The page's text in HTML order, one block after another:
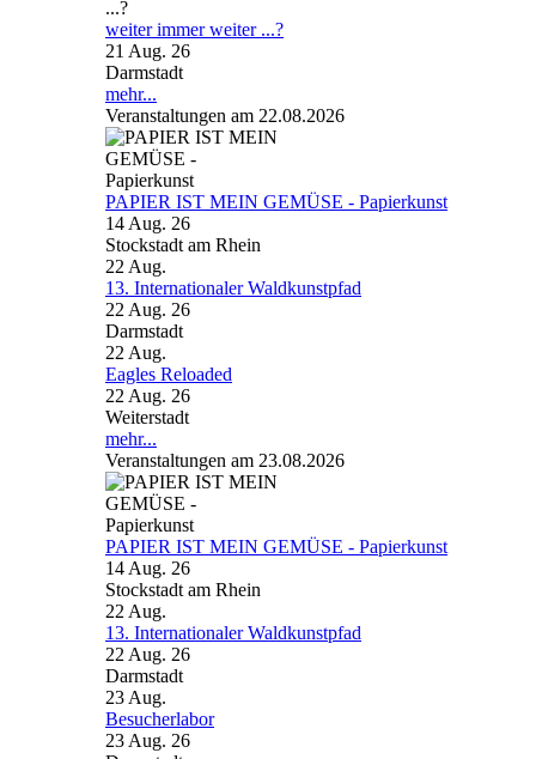
weiter immer weiter ...?
21 Aug. 26
Darmstadt
mehr...
Veranstaltungen am 22.08.2026
PAPIER IST MEIN GEMÜSE - Papierkunst
14 Aug. 26
Stockstadt am Rhein
22 Aug.
13. Internationaler Waldkunstpfad
22 Aug. 26
Darmstadt
22 Aug.
Eagles Reloaded
22 Aug. 26
Weiterstadt
mehr...
Veranstaltungen am 23.08.2026
PAPIER IST MEIN GEMÜSE - Papierkunst
14 Aug. 26
Stockstadt am Rhein
22 Aug.
13. Internationaler Waldkunstpfad
22 Aug. 26
Darmstadt
23 Aug.
Besucherlabor
23 Aug. 26